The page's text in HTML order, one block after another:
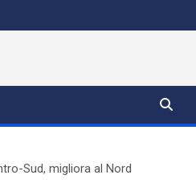
Sud, migliora al Nord